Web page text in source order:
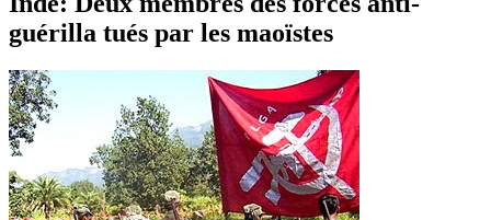
guérilla tués par les maoïstes